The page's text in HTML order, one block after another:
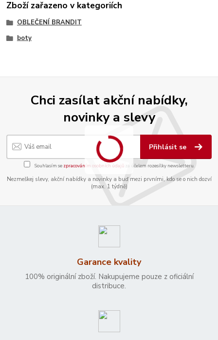
Zboží zařazeno v kategoriích
OBLEČENÍ BRANDIT
boty
Chci zasílat akční nabídky,
novinky a slevy
Přihlásit se
Souhlasím se zpracováním osobních údajůza účelem rozesílky newsletteru.
Nezmeškej slevy, akční nabídky a novinky a buď mezi prvními, kdo se o nich dozví
(max. 1 týdně)
Garance kvality
100% originální zboží. Nakupujeme pouze z oficiální
distribuce.